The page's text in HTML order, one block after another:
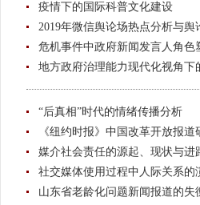
疫情下的国际科普文化建设
2019年微信舆论场热点分析与舆
危机事件中政府新闻发言人角色
地方政府治理能力现代化视角下
“后真相”时代的情绪传播分析
《纽约时报》中国改革开放报道
媒介社会责任的源起、现状与进
社交媒体使用过程中人际关系的
山东省老龄化问题新闻报道的失